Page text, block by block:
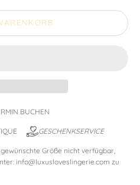
BUCHEN
GESCHENKSERVICE
Größe nicht verfügbar,
info@luxusloveslingerie.com zu